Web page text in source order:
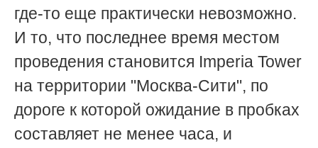
где-то еще практически невозможно.
И то, что последнее время местом
проведения становится Imperia Tower
на территории "Москва-Сити", по
дороге к которой ожидание в пробках
составляет не менее часа, и